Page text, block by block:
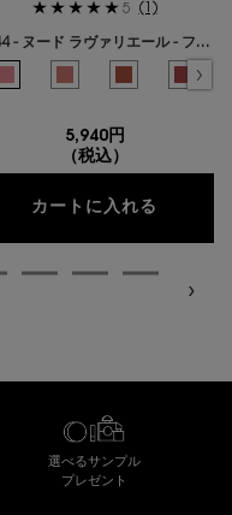
、2/19
ニ クラッチ、3/19
チュール ミニ クラッチ、4/19
〉 のカラー クチュール ミニ ク
ウィスパー のカラー クチュール
グロウ のカラー クチュール ミ
- スポンティーニ リリー のカラ
700 - オーバー ノアール の
710 - オーバー ブ
選択済み
720 - キャ
ニ クラッチ
5 (1)
44 - ヌード ラヴァリエール - フレンチモードなミルキーピンク -
さい
{1} の場合
44 - ヌード ラヴァリエール - フ
1 - アンドレスド ピンク
610 - ヌード チ
選択済
530 -
5,940円
（税込）
カートに入れる
選べるサンプル
プレゼント